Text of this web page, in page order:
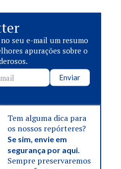
seu e-mail um resumo
apurações sobre o
Enviar
Tem alguma dica para
os nossos repórteres?
Se sim, envie em
segurança por aqui.
Sempre preservaremos